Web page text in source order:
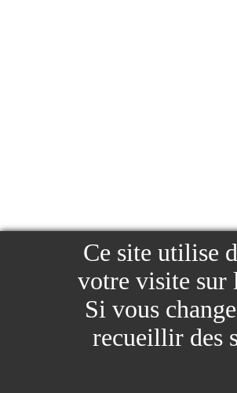
Ce site utilise
votre visite sur
Si vous
recueillir des